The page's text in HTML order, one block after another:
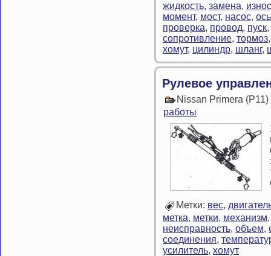
жидкость, замена, износ
момент, мост, насос, ось
проверка, провод, пуск,
сопротивление, тормоз
хомут, цилиндр, шланг,
Рулевое
Nissan Primera
работы
Метки: вес,
метка, метки, механизм
неисправность, объем,
соединения,
усилитель, хомут